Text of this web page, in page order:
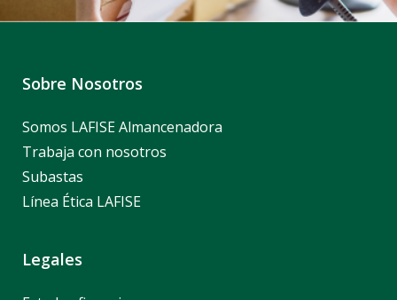
Sobre Nosotros
Somos LAFISE Almancenadora
Trabaja con nosotros
Subastas
Línea Ética LAFISE
Legales